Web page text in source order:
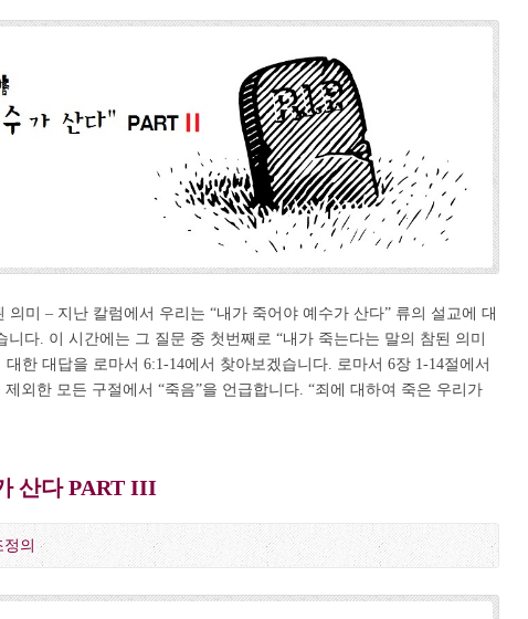
의미 – 지난 칼럼에서 우리는 “내가 죽어야 예수가 산다” 류의 설교에 대
니다. 이 시간에는 그 질문 중 첫번째로 “내가 죽는다는 말의 참된 의미
대한 대답을 로마서 6:1-14에서 찾아보겠습니다. 로마서 6장 1-14절에서
외한 모든 구절에서 “죽음”을 언급합니다. “죄에 대하여 죽은 우리가
산다 PART III
정의